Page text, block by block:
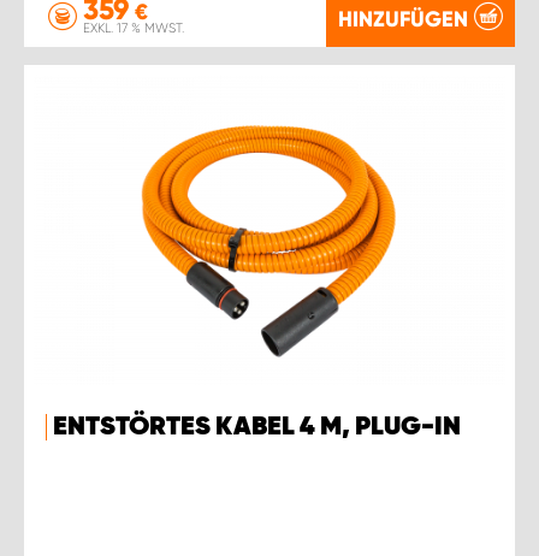
359 €
EXKL. 17 % MWST. HINZUFÜGEN
ENTSTÖRTES KABEL 4 M, PLUG-IN